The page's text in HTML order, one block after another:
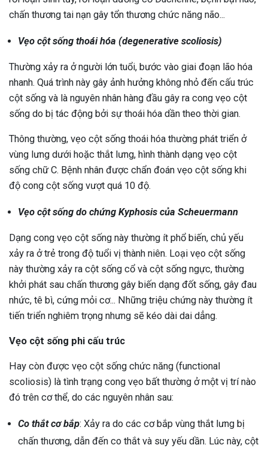
chấn thương tai nạn gây tổn thương chức năng não...
Vẹo cột sống thoái hóa (degenerative scoliosis)
Thường xảy ra ở người lớn tuổi, bước vào giai đoạn lão hóa
nhanh. Quá trình này gây ảnh hưởng không nhỏ đến cấu trúc
cột sống và là nguyên nhân hàng đầu gây ra cong vẹo cột
sống do bị tác động bởi sự thoái hóa dần theo thời gian.
Thông thường, vẹo cột sống thoái hóa thường phát triển ở
vùng lưng dưới hoặc thắt lưng, hình thành dạng vẹo cột
sống chữ C. Bệnh nhân được chẩn đoán vẹo cột sống khi
độ cong cột sống vượt quá 10 độ.
Vẹo cột sống do chứng Kyphosis của Scheuermann
Dạng cong vẹo cột sống này thường ít phổ biến, chủ yếu
xảy ra ở trẻ trong độ tuổi vị thành niên. Loại vẹo cột sống
này thường xảy ra cột sống cổ và cột sống ngực, thường
khởi phát sau chấn thương gây biến dạng đốt sống, gây đau
nhức, tê bì, cứng mỏi cơ... Những triệu chứng này thường ít
tiến triển nghiêm trọng nhưng sẽ kéo dài dai dẳng.
Vẹo cột sống phi cấu trúc
Hay còn được vẹo cột sống chức năng (functional
scoliosis) là tình trạng cong vẹo bất thường ở một vị trí nào
đó trên cơ thể, do các nguyên nhân sau:
Co thắt cơ bắp: Xảy ra do các cơ bắp vùng thắt lưng bị
chấn thương, dẫn đến co thắt và suy yếu dần. Lúc này, cột